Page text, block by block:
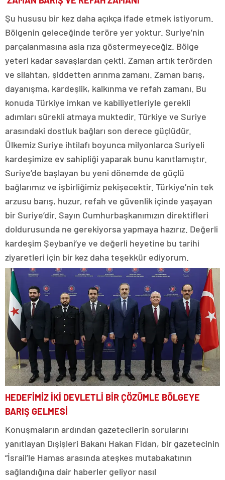
Şu hususu bir kez daha açıkça ifade etmek istiyorum.
Bölgenin geleceğinde teröre yer yoktur. Suriye’nin
parçalanmasına asla rıza göstermeyeceğiz. Bölge
yeteri kadar savaşlardan çekti. Zaman artık terörden
ve silahtan, şiddetten arınma zamanı. Zaman barış,
dayanışma, kardeşlik, kalkınma ve refah zamanı. Bu
konuda Türkiye imkan ve kabiliyetleriyle gerekli
adımları sürekli atmaya muktedir. Türkiye ve Suriye
arasındaki dostluk bağları son derece güçlüdür.
Ülkemiz Suriye ihtilafı boyunca milyonlarca Suriyeli
kardeşimize ev sahipliği yaparak bunu kanıtlamıştır.
Suriye’de başlayan bu yeni dönemde de güçlü
bağlarımız ve işbirliğimiz pekişecektir. Türkiye’nin tek
arzusu barış, huzur, refah ve güvenlik içinde yaşayan
bir Suriye’dir. Sayın Cumhurbaşkanımızın direktifleri
doldurusunda ne gerekiyorsa yapmaya hazırız. Değerli
kardeşim Şeybani’ye ve değerli heyetine bu tarihi
ziyaretleri için bir kez daha teşekkür ediyorum.
HEDEFİMİZ İKİ DEVLETLİ BİR ÇÖZÜMLE BÖLGEYE
BARIŞ GELMESİ
Konuşmaların ardından gazetecilerin sorularını
yanıtlayan Dışişleri Bakanı Hakan Fidan, bir gazetecinin
“İsrail’le Hamas arasında ateşkes mutabakatının
sağlandığına dair haberler geliyor nasıl